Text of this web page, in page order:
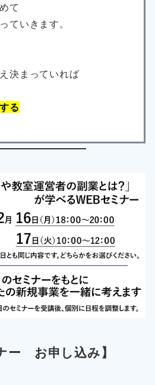
て
ていきます。
決まっていれば
る
ー お申し込み】